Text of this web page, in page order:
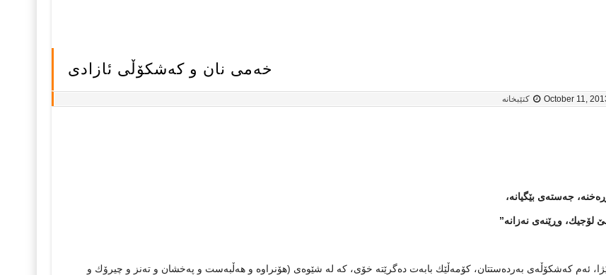
خەمی نان و کەشکۆڵی ئازادی
October 11, کتێبخانە
جەستەی بێگیانە،
لۆجیك، وڕێنەی نەزانە”
ئەم كەشكۆڵەی بەردەستتان، كۆمەڵێك بابەت دەگرێتە خۆی، كە لە شێوەی (هۆنراوە و هەڵبەست و پەخشان و تەنز و چیرۆك و